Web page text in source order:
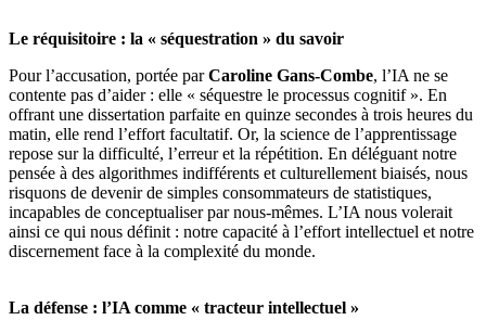
Le réquisitoire : la « séquestration » du savoir
Pour l’accusation, portée parCaroline Gans-Combe, l’IA ne se
contente pas d’aider : elle « séquestre le processus cognitif ». En
offrant une dissertation parfaite en quinze secondes à trois heures du
matin, elle rend l’effort facultatif. Or, la science de l’apprentissage
repose sur la difficulté, l’erreur et la répétition. En déléguant notre
pensée à des algorithmes indifférents et culturellement biaisés, nous
risquons de devenir de simples consommateurs de statistiques,
incapables de conceptualiser par nous-mêmes. L’IA nous volerait
ainsi ce qui nous définit : notre capacité à l’effort intellectuel et notre
discernement face à la complexité du monde.
La défense : l’IA comme « tracteur intellectuel »